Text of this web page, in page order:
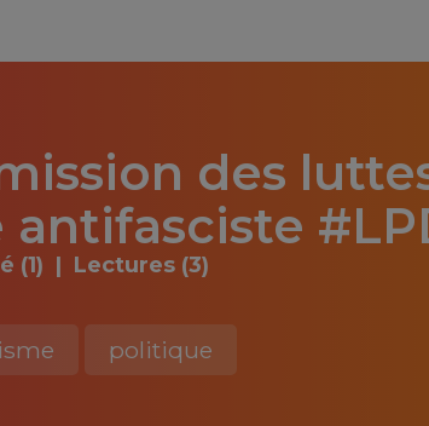
des
(1) Lectures (3)
politique